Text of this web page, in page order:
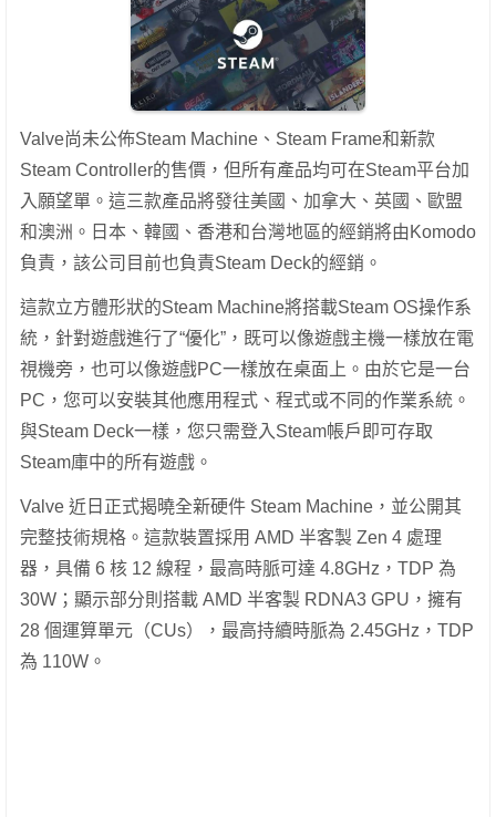
Valve尚未公佈Steam Machine、Steam Frame和新款
Steam Controller的售價，但所有產品均可在Steam平台加
入願望單。這三款產品將發往美國、加拿大、英國、歐盟
和澳洲。日本、韓國、香港和台灣地區的經銷將由Komodo
負責，該公司目前也負責Steam Deck的經銷。
這款立方體形狀的Steam Machine將搭載Steam OS操作系
統，針對遊戲進行了“優化”，既可以像遊戲主機一樣放在電
視機旁，也可以像遊戲PC一樣放在桌面上。由於它是一台
PC，您可以安裝其他應用程式、程式或不同的作業系統。
與Steam Deck一樣，您只需登入Steam帳戶即可存取
Steam庫中的所有遊戲。
Valve 近日正式揭曉全新硬件 Steam Machine，並公開其
完整技術規格。這款裝置採用 AMD 半客製 Zen 4 處理
器，具備 6 核 12 線程，最高時脈可達 4.8GHz，TDP 為
30W；顯示部分則搭載 AMD 半客製 RDNA3 GPU，擁有
28 個運算單元（CUs），最高持續時脈為 2.45GHz，TDP
為 110W。